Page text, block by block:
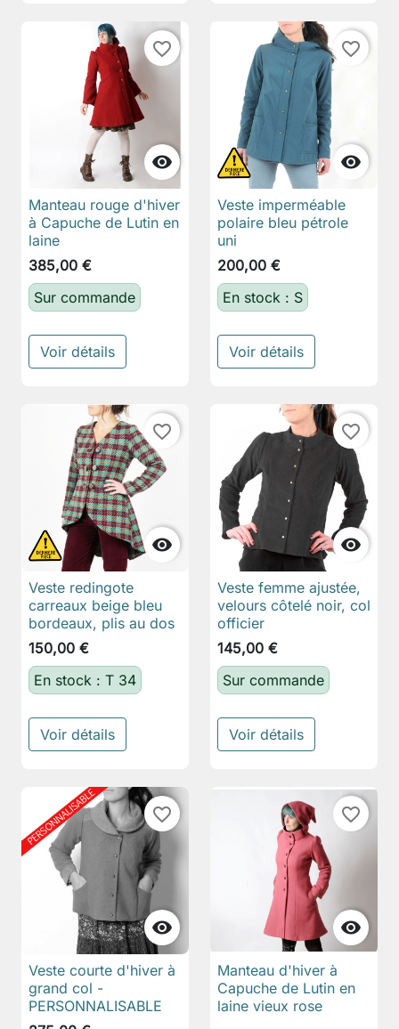

favorite_border
Manteau rouge d'hiver
à Capuche de Lutin en
laine
385,00 €
Sur commande
Voir détails

favorite_border
Veste imperméable
polaire bleu pétrole
uni
200,00 €
En stock : S
Voir détails

favorite_border
Veste redingote
carreaux beige bleu
bordeaux, plis au dos
150,00 €
En stock : T 34
Voir détails

favorite_border
Veste femme ajustée,
velours côtelé noir, col
officier
145,00 €
Sur commande
Voir détails

favorite_border
Veste courte d'hiver à
grand col -
PERSONNALISABLE

favorite_border
Manteau d'hiver à
Capuche de Lutin en
laine vieux rose